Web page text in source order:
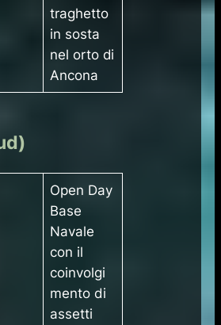
traghetto
in sosta
nel orto di
Ancona
Open Day
Base
Navale
con il
coinvolgi
mento di
assetti